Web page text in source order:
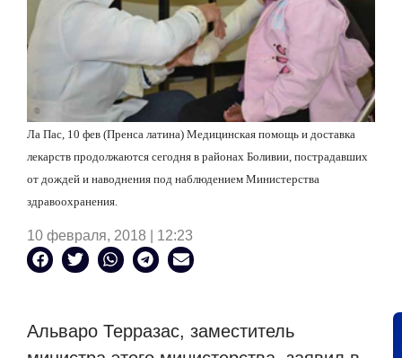
Ла Пас, 10 фев (Пренса латина) Медицинская помощь и доставка
лекарств продолжаются сегодня в районах Боливии, пострадавших
от дождей и наводнения под наблюдением Министерства
здравоохранения.
10 февраля, 2018 | 12:23
Альваро Терразас, заместитель